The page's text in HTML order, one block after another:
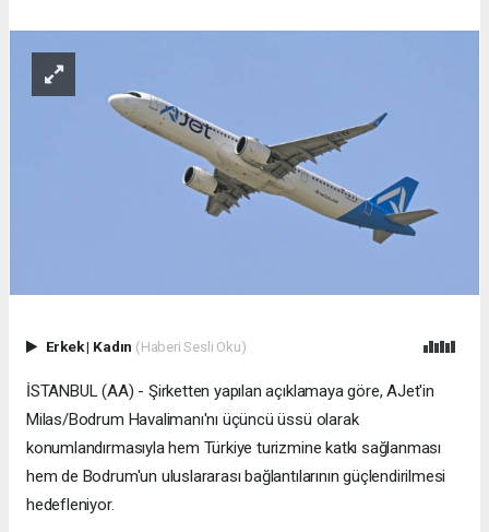
Erkek| Kadın (Haberi Sesli Oku)
İSTANBUL (AA) - Şirketten yapılan açıklamaya göre, AJet'in
Milas/Bodrum Havalimanı'nı üçüncü üssü olarak
konumlandırmasıyla hem Türkiye turizmine katkı sağlanması
hem de Bodrum'un uluslararası bağlantılarının güçlendirilmesi
hedefleniyor.